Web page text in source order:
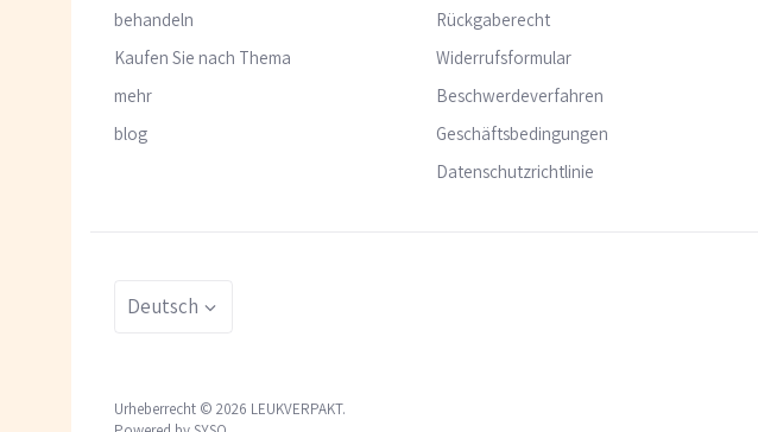
behandeln
Kaufen Sie nach Thema
mehr
blog
Rückgaberecht
Widerrufsformular
Beschwerdeverfahren
Geschäftsbedingungen
Datenschutzrichtlinie
Sprache
Deutsch
Urheberrecht © 2026 LEUKVERPAKT.